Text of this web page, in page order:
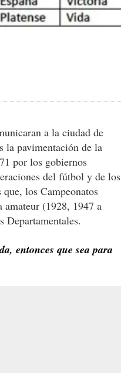
a la ciudad de
la pavimentación de la
por los gobiernos
del fútbol y de los
los Campeonatos
amateur (1928, 1947 a
Departamentales.
entonces que sea para